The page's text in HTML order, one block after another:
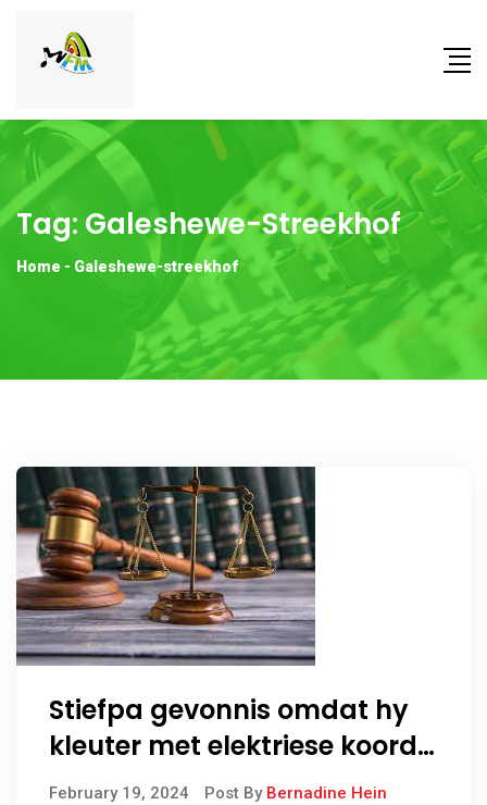
Tag: Galeshewe-Streekhof
Home - Galeshewe-streekhof
Stiefpa gevonnis omdat hy
kleuter met elektriese koord
geslaan het
February 19, 2024 Post By Bernadine Hein